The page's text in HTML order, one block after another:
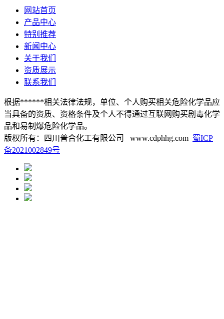
网站首页
产品中心
特别推荐
新闻中心
关于我们
资质展示
联系我们
根据******相关法律法规，单位、个人购买相关危险化学品应
当具备的资质、资格条件及个人不得通过互联网购买剧毒化学
品和易制爆危险化学品。
版权所有：四川普合化工有限公司 www.cdphhg.com 蜀ICP
备2021002849号